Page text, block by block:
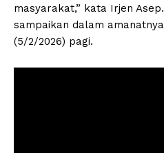
masyarakat,” kata Irjen
sampaikan dalam
(5/2/2026) pagi.